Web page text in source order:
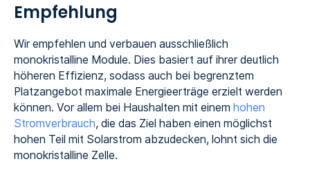
Empfehlung
Wir empfehlen und verbauen ausschließlich
monokristalline Module. Dies basiert auf ihrer deutlich
höheren Effizienz, sodass auch bei begrenztem
Platzangebot maximale Energieerträge erzielt werden
können. Vor allem bei Haushalten mit einem hohen
Stromverbrauch, die das Ziel haben einen möglichst
hohen Teil mit Solarstrom abzudecken, lohnt sich die
monokristalline Zelle.